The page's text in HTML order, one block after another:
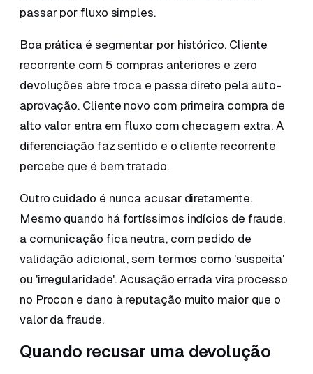
passar por fluxo simples.
Boa prática é segmentar por histórico. Cliente
recorrente com 5 compras anteriores e zero
devoluções abre troca e passa direto pela auto-
aprovação. Cliente novo com primeira compra de
alto valor entra em fluxo com checagem extra. A
diferenciação faz sentido e o cliente recorrente
percebe que é bem tratado.
Outro cuidado é nunca acusar diretamente.
Mesmo quando há fortíssimos indícios de fraude,
a comunicação fica neutra, com pedido de
validação adicional, sem termos como 'suspeita'
ou 'irregularidade'. Acusação errada vira processo
no Procon e dano à reputação muito maior que o
valor da fraude.
Quando recusar uma devolução